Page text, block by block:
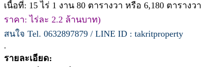
เนื้อที่: 15 ไร่ 1 งาน 80 ตารางวา หรือ 6,180 ตารางวา
ราคา: ไร่ละ 2.2 ล้านบาท)
สนใจ Tel. 0632897879 / LINE ID : takritproperty
.
รายละเอียด: